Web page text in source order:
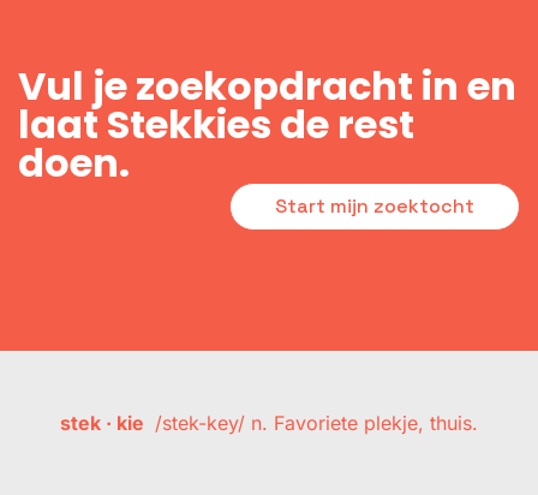
Vul je zoekopdracht in en
laat Stekkies de rest
doen.
Start mijn zoektocht
stek · kie /stek-key/ n. Favoriete plekje, thuis.